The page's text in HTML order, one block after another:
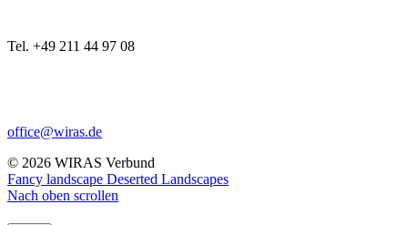
Tel. +49 211 44 97 08
office@wiras.de
© 2026 WIRAS Verbund
Fancy landscape Deserted Landscapes
Nach oben scrollen